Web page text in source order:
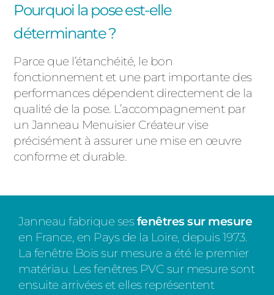
Pourquoi la pose est-elle
déterminante ?
Parce que l’étanchéité, le bon
fonctionnement et une part importante des
performances dépendent directement de la
qualité de la pose. L’accompagnement par
un Janneau Menuisier Créateur vise
précisément à assurer une mise en œuvre
conforme et durable.
Janneau fabrique sesfenêtres sur mesure
en France, en Pays de la Loire, depuis 1973.
La fenêtre Bois sur mesure a été le premier
matériau. Les fenêtres PVC sur mesure sont
ensuite arrivées et elles représentent